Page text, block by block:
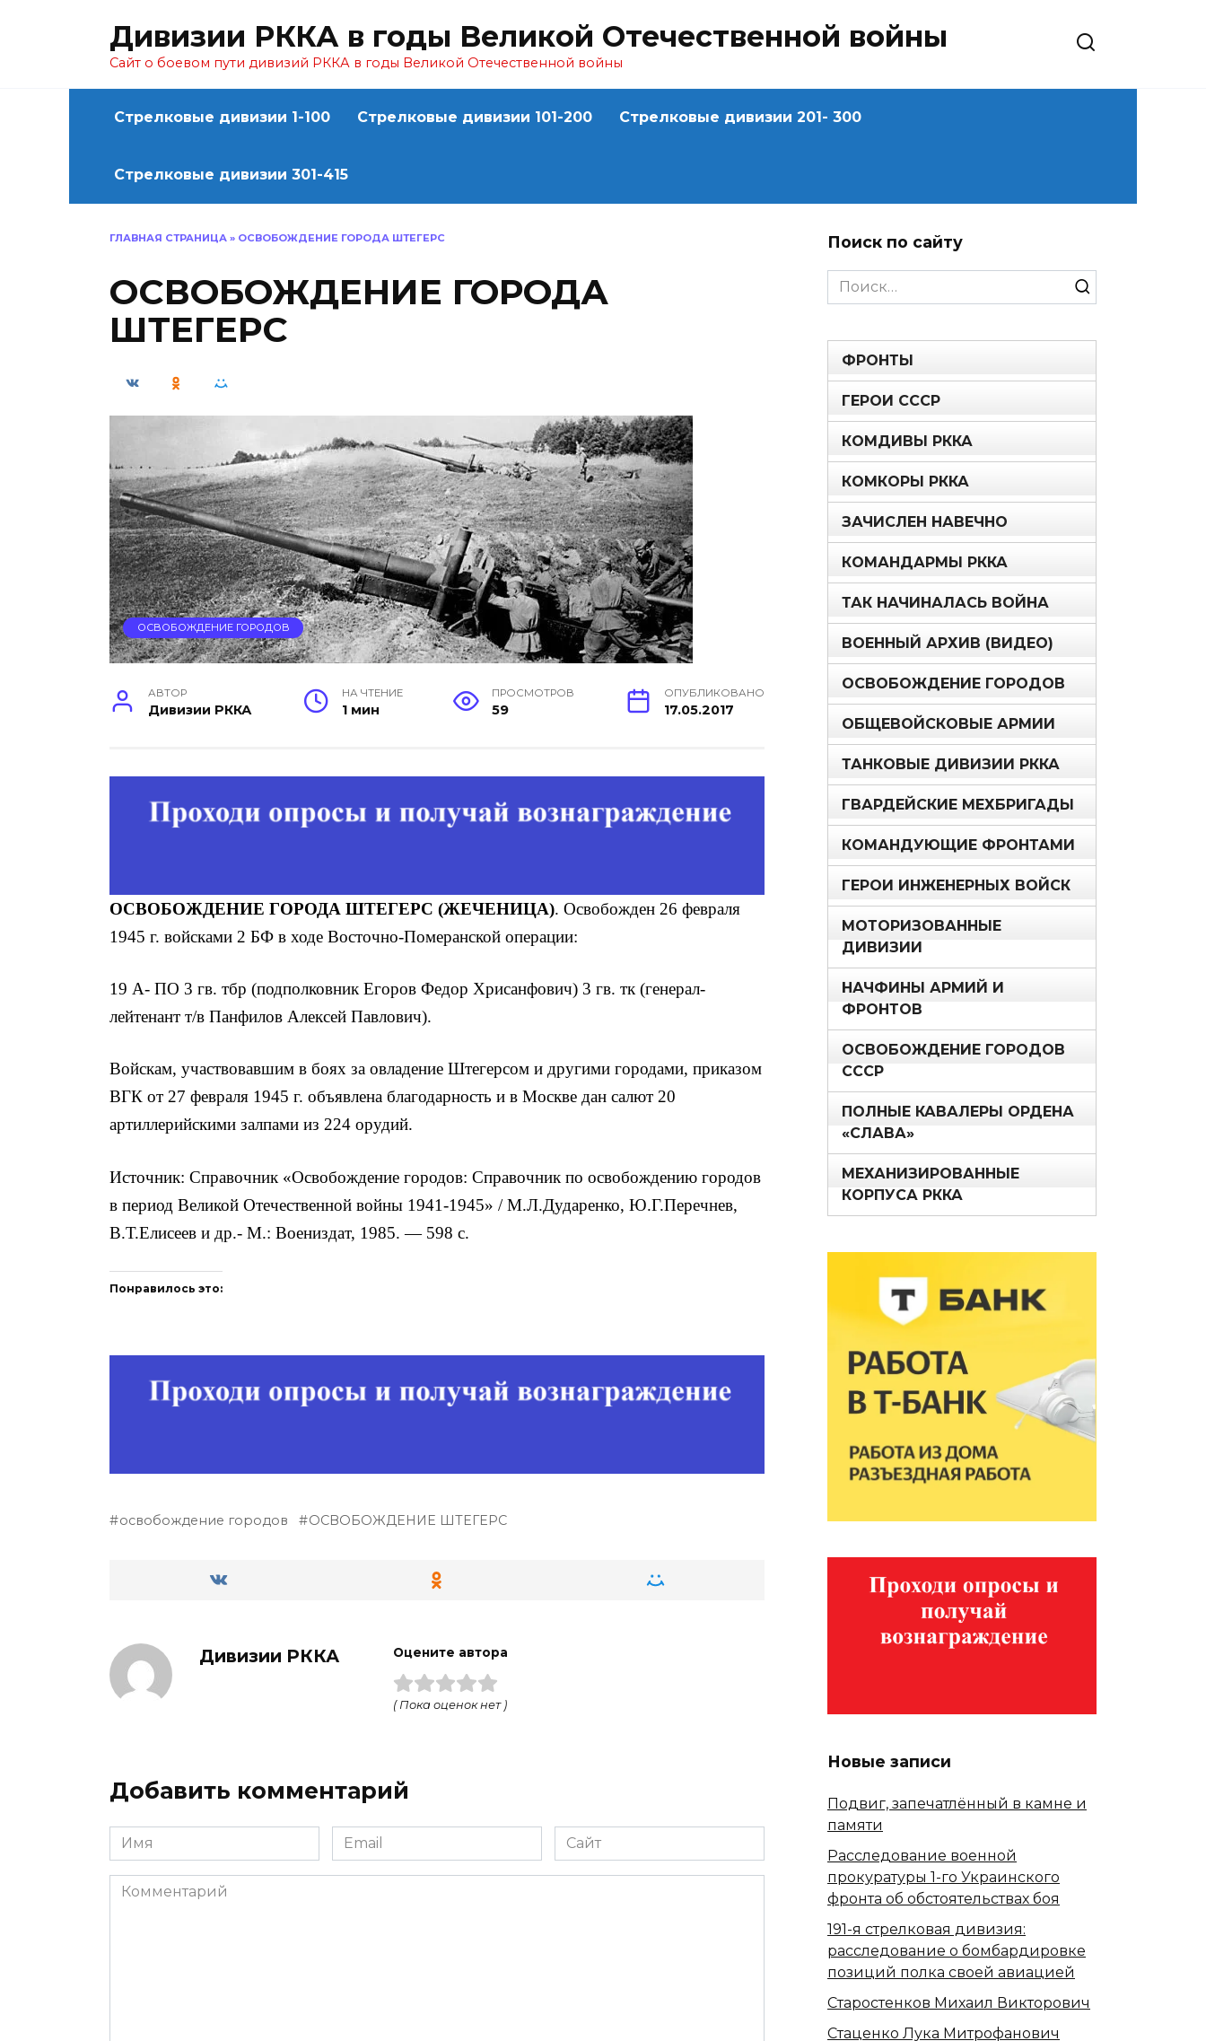
Дивизии РККА в годы Великой Отечественной войны
Сайт о боевом пути дивизий РККА в годы Великой Отечественной войны
Стрелковые дивизии 1-100 Стрелковые дивизии 101-200 Стрелковые дивизии 201- 300
Стрелковые дивизии 301-415
ГЛАВНАЯ СТРАНИЦА » ОСВОБОЖДЕНИЕ ГОРОДА ШТЕГЕРС
ОСВОБОЖДЕНИЕ ГОРОДА
ШТЕГЕРС
ОСВОБОЖДЕНИЕ ГОРОДОВ
АВТОР
Дивизии РККА
НА ЧТЕНИЕ
1 мин
ПРОСМОТРОВ
59
ОПУБЛИКОВАНО
17.05.2017
ОСВОБОЖДЕНИЕ ГОРОДА ШТЕГЕРС (ЖЕЧЕНИЦА). Освобожден 26 февраля
1945 г. войсками 2 БФ в ходе Восточно-Померанской операции:
19 А- ПО 3 гв. тбр (подполковник Егоров Федор Хрисанфович) 3 гв. тк (генерал-
лейтенант т/в Панфилов Алексей Павлович).
Войскам, участвовавшим в боях за овладение Штегерсом и другими городами, приказом
ВГК от 27 февраля 1945 г. объявлена благодарность и в Москве дан салют 20
артиллерийскими залпами из 224 орудий.
Источник: Справочник «Освобождение городов: Справочник по освобождению городов
в период Великой Отечественной войны 1941-1945» / М.Л.Дударенко, Ю.Г.Перечнев,
В.Т.Елисеев и др.- М.: Воениздат, 1985. — 598 с.
Понравилось это:
освобождение городов ОСВОБОЖДЕНИЕ ШТЕГЕРС
Дивизии РККА Оцените автора
( Пока оценок нет )
Добавить комментарий
Имя Email Сайт
Комментарий
Поиск по сайту
Search
for:
ФРОНТЫ
ГЕРОИ СССР
КОМДИВЫ РККА
КОМКОРЫ РККА
ЗАЧИСЛЕН НАВЕЧНО
КОМАНДАРМЫ РККА
ТАК НАЧИНАЛАСЬ ВОЙНА
ВОЕННЫЙ АРХИВ (ВИДЕО)
ОСВОБОЖДЕНИЕ ГОРОДОВ
ОБЩЕВОЙСКОВЫЕ АРМИИ
ТАНКОВЫЕ ДИВИЗИИ РККА
ГВАРДЕЙСКИЕ МЕХБРИГАДЫ
КОМАНДУЮЩИЕ ФРОНТАМИ
ГЕРОИ ИНЖЕНЕРНЫХ ВОЙСК
МОТОРИЗОВАННЫЕ
ДИВИЗИИ
НАЧФИНЫ АРМИЙ И
ФРОНТОВ
ОСВОБОЖДЕНИЕ ГОРОДОВ
СССР
ПОЛНЫЕ КАВАЛЕРЫ ОРДЕНА
«СЛАВА»
МЕХАНИЗИРОВАННЫЕ
КОРПУСА РККА
Новые записи
Подвиг, запечатлённый в камне и
памяти
Расследование военной
прокуратуры 1-го Украинского
фронта об обстоятельствах боя
191-я стрелковая дивизия:
расследование о бомбардировке
позиций полка своей авиацией
Старостенков Михаил Викторович
Стаценко Лука Митрофанович